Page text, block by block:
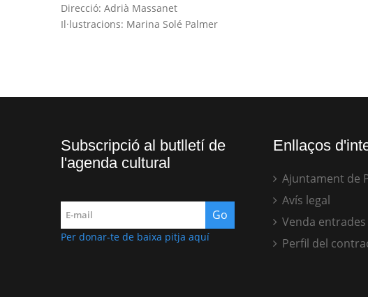
Direcció: Adrià Massanet
Il·lustracions: Marina Solé Palmer
Subscripció al butlletí de
l'agenda cultural
Per donar-te de baixa pitja aquí
Enllaços
Ajuntament de
Avís legal
Venda entrades
Perfil del